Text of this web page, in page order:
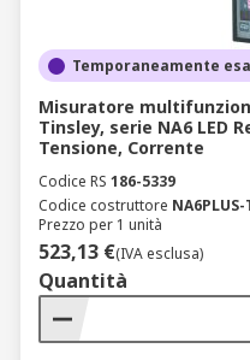
Temporaneamente
Misuratore
Tinsley, serie NA6 LED
Tensione, Corrente
Codice RS 186-5339
Codice costruttore
Prezzo per 1 unità
523,13 €(IVA esclusa)
Quantità